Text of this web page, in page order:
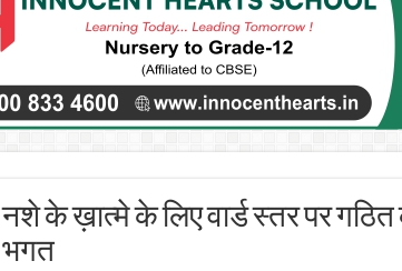
नशे के ख़ात्मे के लिए वार्ड स्तर पर गठित
भगत